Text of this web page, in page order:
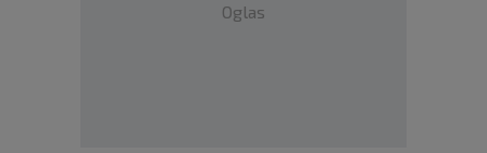
Oglas